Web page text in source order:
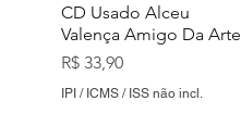
CD Usado Alceu
Valença Amigo Da Arte
Preço
R$ 33,90
IPI / ICMS / ISS não incl.